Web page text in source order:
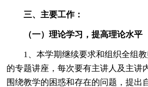
三、主要工作：
（一）理论学习，提高理论水平
1、本学期继续要求和组织全组教
的专题讲座，每次要有主讲人及主讲
围绕教学的困惑和存在的问题，提出